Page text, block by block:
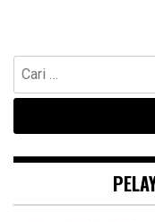
Cari
untuk: